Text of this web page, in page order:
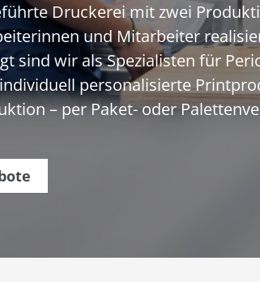
Druckerei mit zwei
und Mitarbeiter
sind wir als Spezialisten für
personalisierte
– per Paket- oder